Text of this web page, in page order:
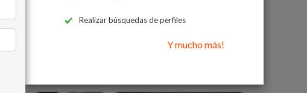
41 años
Realizar búsquedas de perfiles
Y mucho más!